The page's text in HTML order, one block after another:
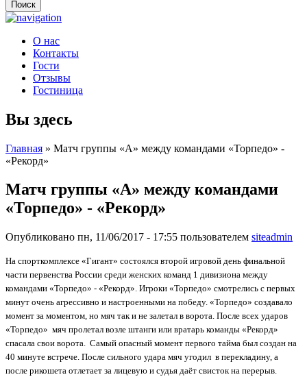
О нас
Контакты
Гости
Отзывы
Гостиница
Вы здесь
Главная » Матч группы «А» между командами «Торпедо» -
«Рекорд»
Матч группы «А» между командами
«Торпедо» - «Рекорд»
Опубликовано пн, 11/06/2017 - 17:55 пользователем siteadmin
На спорткомплексе «Гигант» состоялся второй игровой день финальной
части первенства России среди женских команд 1 дивизиона между
командами «Торпедо» - «Рекорд». Игроки «Торпедо» смотрелись с первых
минут очень агрессивно и настроенными на победу. «Торпедо» создавало
момент за моментом, но мяч так и не залетал в ворота. После всех ударов
«Торпедо» мяч пролетал возле штанги или вратарь команды «Рекорд»
спасала свои ворота. Самый опасный момент первого тайма был создан на
40 минуте встрече. После сильного удара мяч угодил в перекладину, а
после рикошета отлетает за лицевую и судья даёт свисток на перерыв.